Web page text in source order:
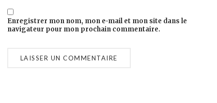
Enregistrer mon nom, mon e-mail et mon site dans le
navigateur pour mon prochain commentaire.